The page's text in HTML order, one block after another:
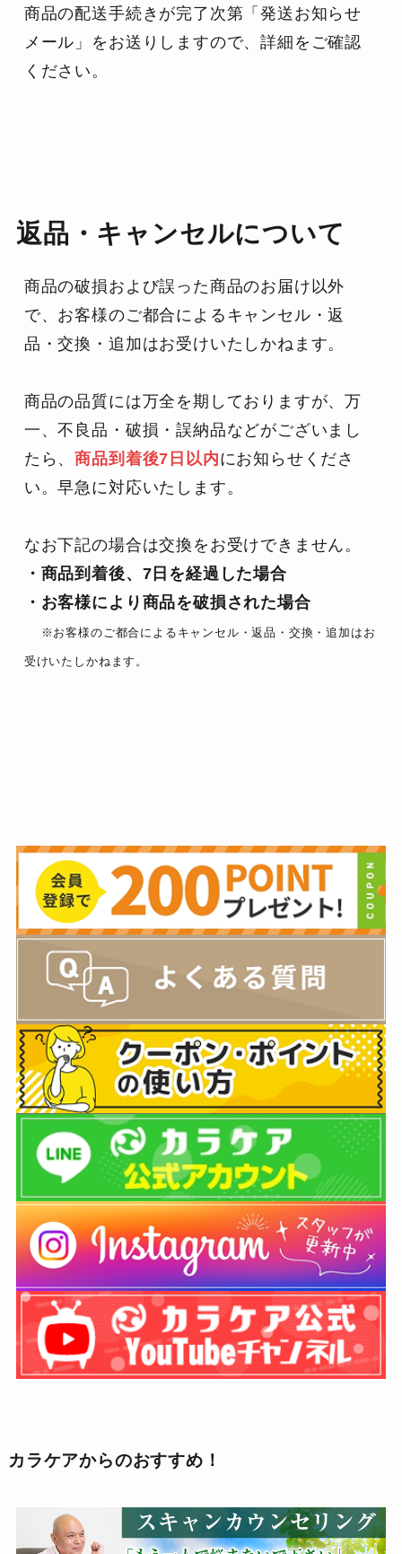
商品の配送手続きが完了次第「発送お知らせ
メール」をお送りしますので、詳細をご確認
ください。
返品・キャンセルについて
商品の破損および誤った商品のお届け以外
で、お客様のご都合によるキャンセル・返
品・交換・追加はお受けいたしかねます。
商品の品質には万全を期しておりますが、万
一、不良品・破損・誤納品などがございまし
たら、商品到着後7日以内にお知らせくださ
い。早急に対応いたします。
なお下記の場合は交換をお受けできません。
・商品到着後、7日を経過した場合
・お客様により商品を破損された場合
※お客様のご都合によるキャンセル・返品・交換・追加はお
受けいたしかねます。
カラケアからのおすすめ！